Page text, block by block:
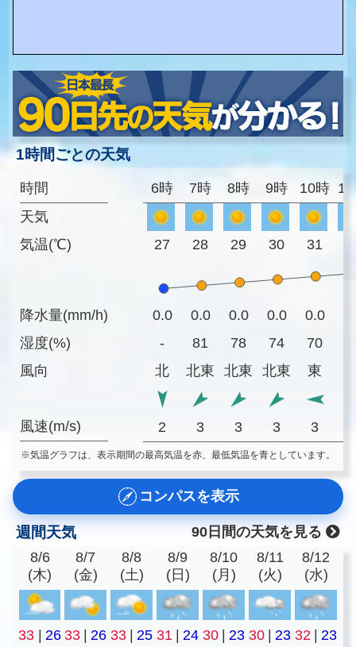
1時間ごとの天気
時間
天気
気温(℃)
降水量(mm/h)
湿度(%)
風向
風速(m/s)
6時 7時 8時 9時 10時
27 28 29 30 31
0.0 0.0 0.0 0.0 0.0
-
81 78 74 70
北
北東 北東 北東 東
2 3 3 3 3
※気温グラフは、表示期間の最高気温を赤、最低気温を青としています。
コンパスを表示
週間天気
90日間の天気を見る
8/6
(木)
8/7
(金)
8/8
(土)
8/9
(日)
8/10
(月)
8/11
(火)
8/12
(水)
33 | 26 33 | 26 33 | 25 31 | 24 30 | 23 30 | 23 32 | 23